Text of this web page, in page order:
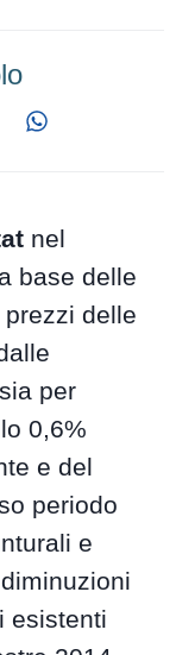
nel
base delle
prezzi delle
per
0,6%
e del
periodo
e
esistenti